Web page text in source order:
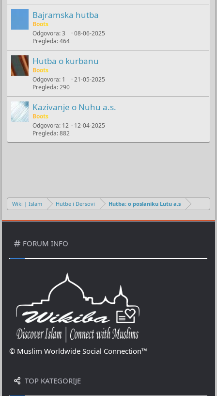
Bajramska hutba
Boots
Odgovora 3
Pregleda 464
08-06-2025
Hutba o kurbanu
Boots
Odgovora 1
Pregleda 290
21-05-2025
Kazivanje o Nuhu a.s.
Boots
Odgovora 12
Pregleda 882
12-04-2025
Wiki | Islam Hutbe i Dersovi Hutba: o poslaniku Lutu a.s
FORUM INFO
© Muslim Worldwide Social Connection™
TOP KATEGORIJE